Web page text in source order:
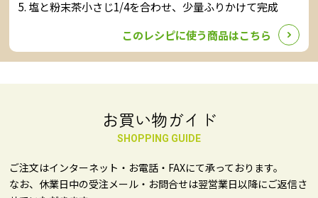
塩と粉末茶小さじ1/4を合わせ、少量ふりかけて完成
このレシピに使う商品はこちら
お買い物ガイド
SHOPPING GUIDE
ご注文はインターネット・お電話・FAXにて承っております。
なお、休業日中の受注メール・お問合せは翌営業日以降にご返信さ